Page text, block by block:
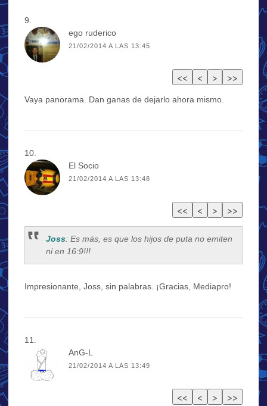
ego ruderico
21/02/2014 A LAS 13:45
Vaya panorama. Dan ganas de dejarlo ahora mismo.
El Socio
21/02/2014 A LAS 13:48
Joss: Es más, es que los hijos de puta no emiten
ni en 16:9!!!
Impresionante, Joss, sin palabras. ¡Gracias, Mediapro!
AnG-L
21/02/2014 A LAS 13:49